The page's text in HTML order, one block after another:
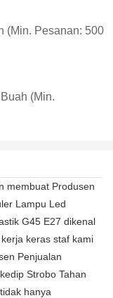
(Min. Pesanan: 500
(Min.
membuat Produsen
Lampu Led
G45 E27 dikenal
keras staf kami
Penjualan
Strobo Tahan
hanya